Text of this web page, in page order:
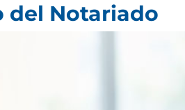
del Notariado